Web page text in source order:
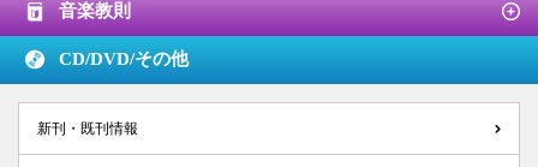
音楽教則
CD/DVD/その他
新刊・既刊情報